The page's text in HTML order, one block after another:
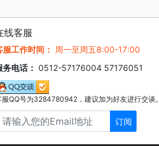
线客服
服工作时间：
周一至周五8:00-17:00
务电话： 0512-57176004 57176051
服QQ号为3284780942，建议加为好友进行交谈。
订阅